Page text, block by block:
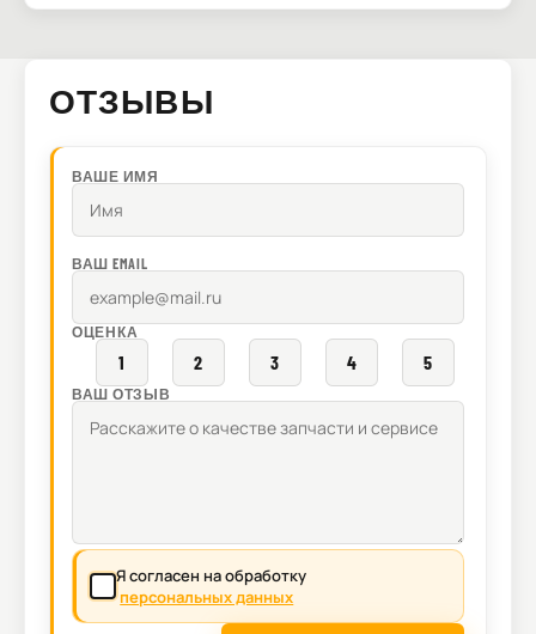
ОТЗЫВЫ
ВАШЕ ИМЯ
ВАШ EMAIL
ОЦЕНКА
1 2 3 4 5
ВАШ ОТЗЫВ
Я согласен на обработку
персональных данных